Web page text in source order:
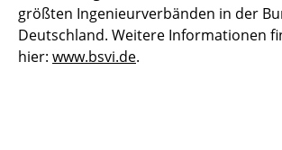
größten Ingenieurverbänden in der
Deutschland. Weitere Informationen
hier: www.bsvi.de.